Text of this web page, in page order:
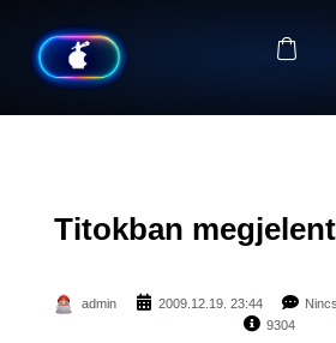
Titokban
admin 2009.12.19. 23:44
9304